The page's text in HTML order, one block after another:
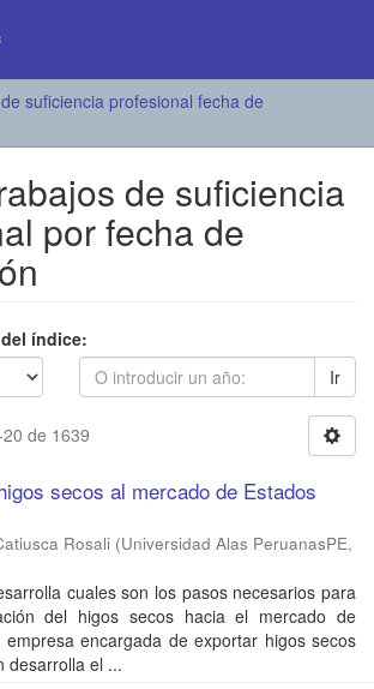
suficiencia profesional fecha de
de suficiencia
por fecha de
índice:
Ir
de 1639
secos al mercado de Estados
Rosali (Universidad Alas PeruanasPE,
cuales son los pasos necesarios para
del higos secos hacia el mercado de
empresa encargada de exportar higos secos
desarrolla el ...